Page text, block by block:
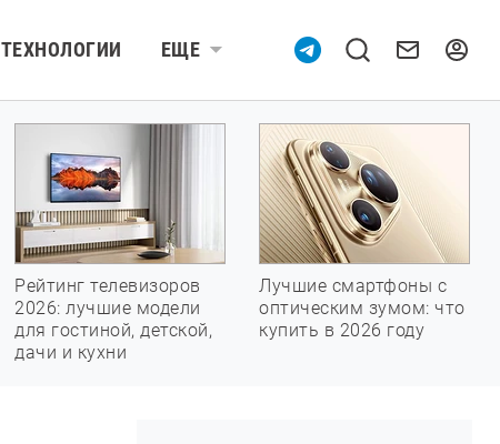
ТЕХНОЛОГИИ ЕЩЕ
Рейтинг телевизоров
2026: лучшие модели
для гостиной, детской,
дачи и кухни
Лучшие смартфоны с
оптическим зумом: что
купить в 2026 году